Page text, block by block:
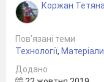
Коржан
Пов’язані теми
Технології,
Додано